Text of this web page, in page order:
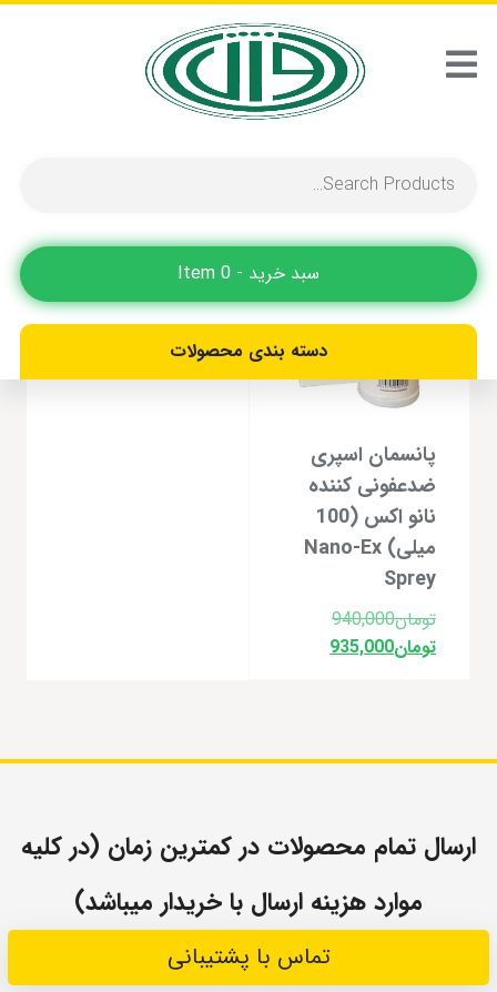
سبد خرید - 0 Item
دسته بندی محصولات
الاستین ساز
نمایش یک نتیجه
پانسمان اسپری
ضدعفونی کننده
نانو اکس (100
میلی) Nano-Ex
Sprey
تومان940,000قیمت
اصلی:
تومان935,000
ارسال تمام محصولات در کمترین زمان (در کلیه
موارد هزینه ارسال با خریدار میباشد)
تماس با پشتیبانی